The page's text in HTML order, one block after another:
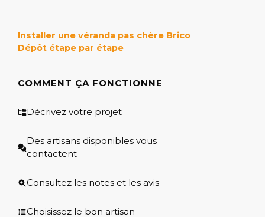
Installer une véranda pas chère Brico
Dépôt étape par étape
COMMENT ÇA FONCTIONNE
Décrivez votre projet
Des artisans disponibles vous
contactent
Consultez les notes et les avis
Choisissez le bon artisan